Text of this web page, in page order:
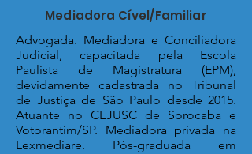
Mediadora Cível/Familiar
Advogada. Mediadora e Conciliadora
Judicial, capacitada pela Escola
Paulista de Magistratura (EPM),
devidamente cadastrada no Tribunal
de Justiça de São Paulo desde 2015.
Atuante no CEJUSC de Sorocaba e
Votorantim/SP. Mediadora privada na
Lexmediare. Pós-graduada em